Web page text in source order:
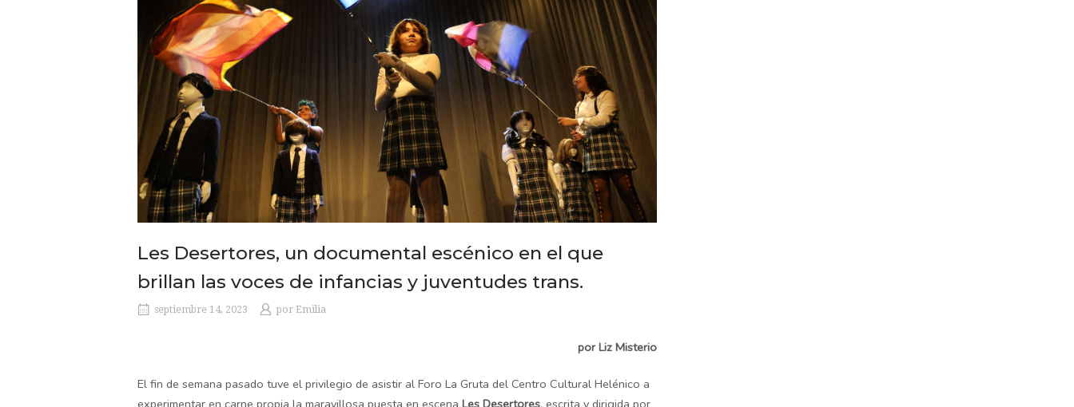
Les Desertores, un documental escénico en el que
brillan las voces de infancias y juventudes trans.
septiembre 14, 2023 por Emilia
por Liz Misterio
El fin de semana pasado tuve el privilegio de asistir al Foro La Gruta del Centro Cultural Helénico a